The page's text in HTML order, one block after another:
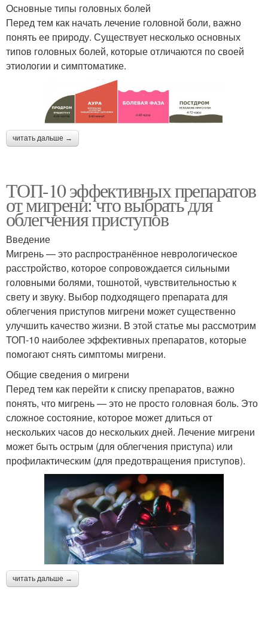
Основные типы головных болей
Перед тем как начать лечение головной боли, важно
понять ее природу. Существует несколько основных
типов головных болей, которые отличаются по своей
этиологии и симптоматике.
читать дальше →
ТОП-10 эффективных препаратов
от мигрени: что выбрать для
облегчения приступов
Введение
Мигрень — это распространённое неврологическое
расстройство, которое сопровождается сильными
головными болями, тошнотой, чувствительностью к
свету и звуку. Выбор подходящего препарата для
облегчения приступов мигрени может существенно
улучшить качество жизни. В этой статье мы рассмотрим
ТОП-10 наиболее эффективных препаратов, которые
помогают снять симптомы мигрени.
Общие сведения о мигрени
Перед тем как перейти к списку препаратов, важно
понять, что мигрень — это не просто головная боль. Это
сложное состояние, которое может длиться от
нескольких часов до нескольких дней. Лечение мигрени
может быть острым (для облегчения приступа) или
профилактическим (для предотвращения приступов).
читать дальше →